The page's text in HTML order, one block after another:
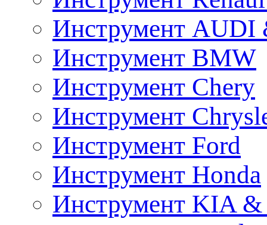
Инструмент AUDI
Инструмент BMW
Инструмент Chery
Инструмент
Инструмент Ford
Инструмент Honda
Инструмент KIA